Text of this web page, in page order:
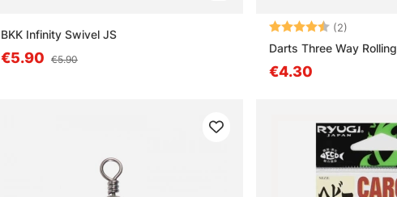
BKK Infinity Swivel JS
€5.90 €5.90
Note: (2)
Darts Three Way Rolling
€4.30